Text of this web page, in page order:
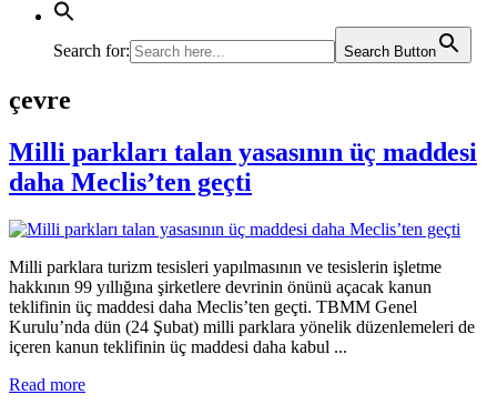
Search for: Search Button
çevre
Milli parkları talan yasasının üç maddesi
daha Meclis’ten geçti
Milli parklara turizm tesisleri yapılmasının ve tesislerin işletme
hakkının 99 yıllığına şirketlere devrinin önünü açacak kanun
teklifinin üç maddesi daha Meclis’ten geçti. TBMM Genel
Kurulu’nda dün (24 Şubat) milli parklara yönelik düzenlemeleri de
içeren kanun teklifinin üç maddesi daha kabul ...
Read more